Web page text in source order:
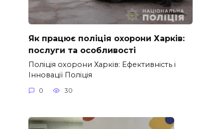
Як працює поліція охорони Харків:
послуги та особливості
Поліція охорони Харків: Ефективність і
Інновації Поліція
0 30